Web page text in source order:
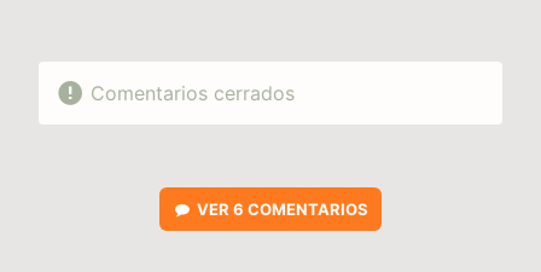
Comentarios cerrados
VER 6 COMENTARIOS